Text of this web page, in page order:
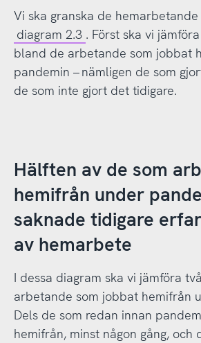
Vi ska granska de
diagram 2.3 . Först ska vi
bland de arbetande som jobbat
pandemin – nämligen de som
de som inte gjort det tidigare.
Hälften av de som
hemifrån under
saknade tidigare
av hemarbete
I dessa diagram ska vi jämföra
arbetande som jobbat hemifrån
Dels de som redan innan
hemifrån, minst någon gång, och